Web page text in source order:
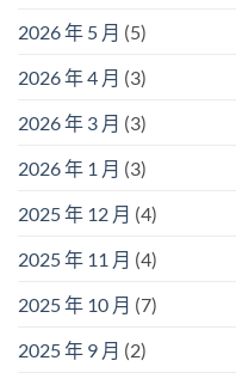
2026 年 5 月 (5)
2026 年 4 月 (3)
2026 年 3 月 (3)
2026 年 1 月 (3)
2025 年 12 月 (4)
2025 年 11 月 (4)
2025 年 10 月 (7)
2025 年 9 月 (2)